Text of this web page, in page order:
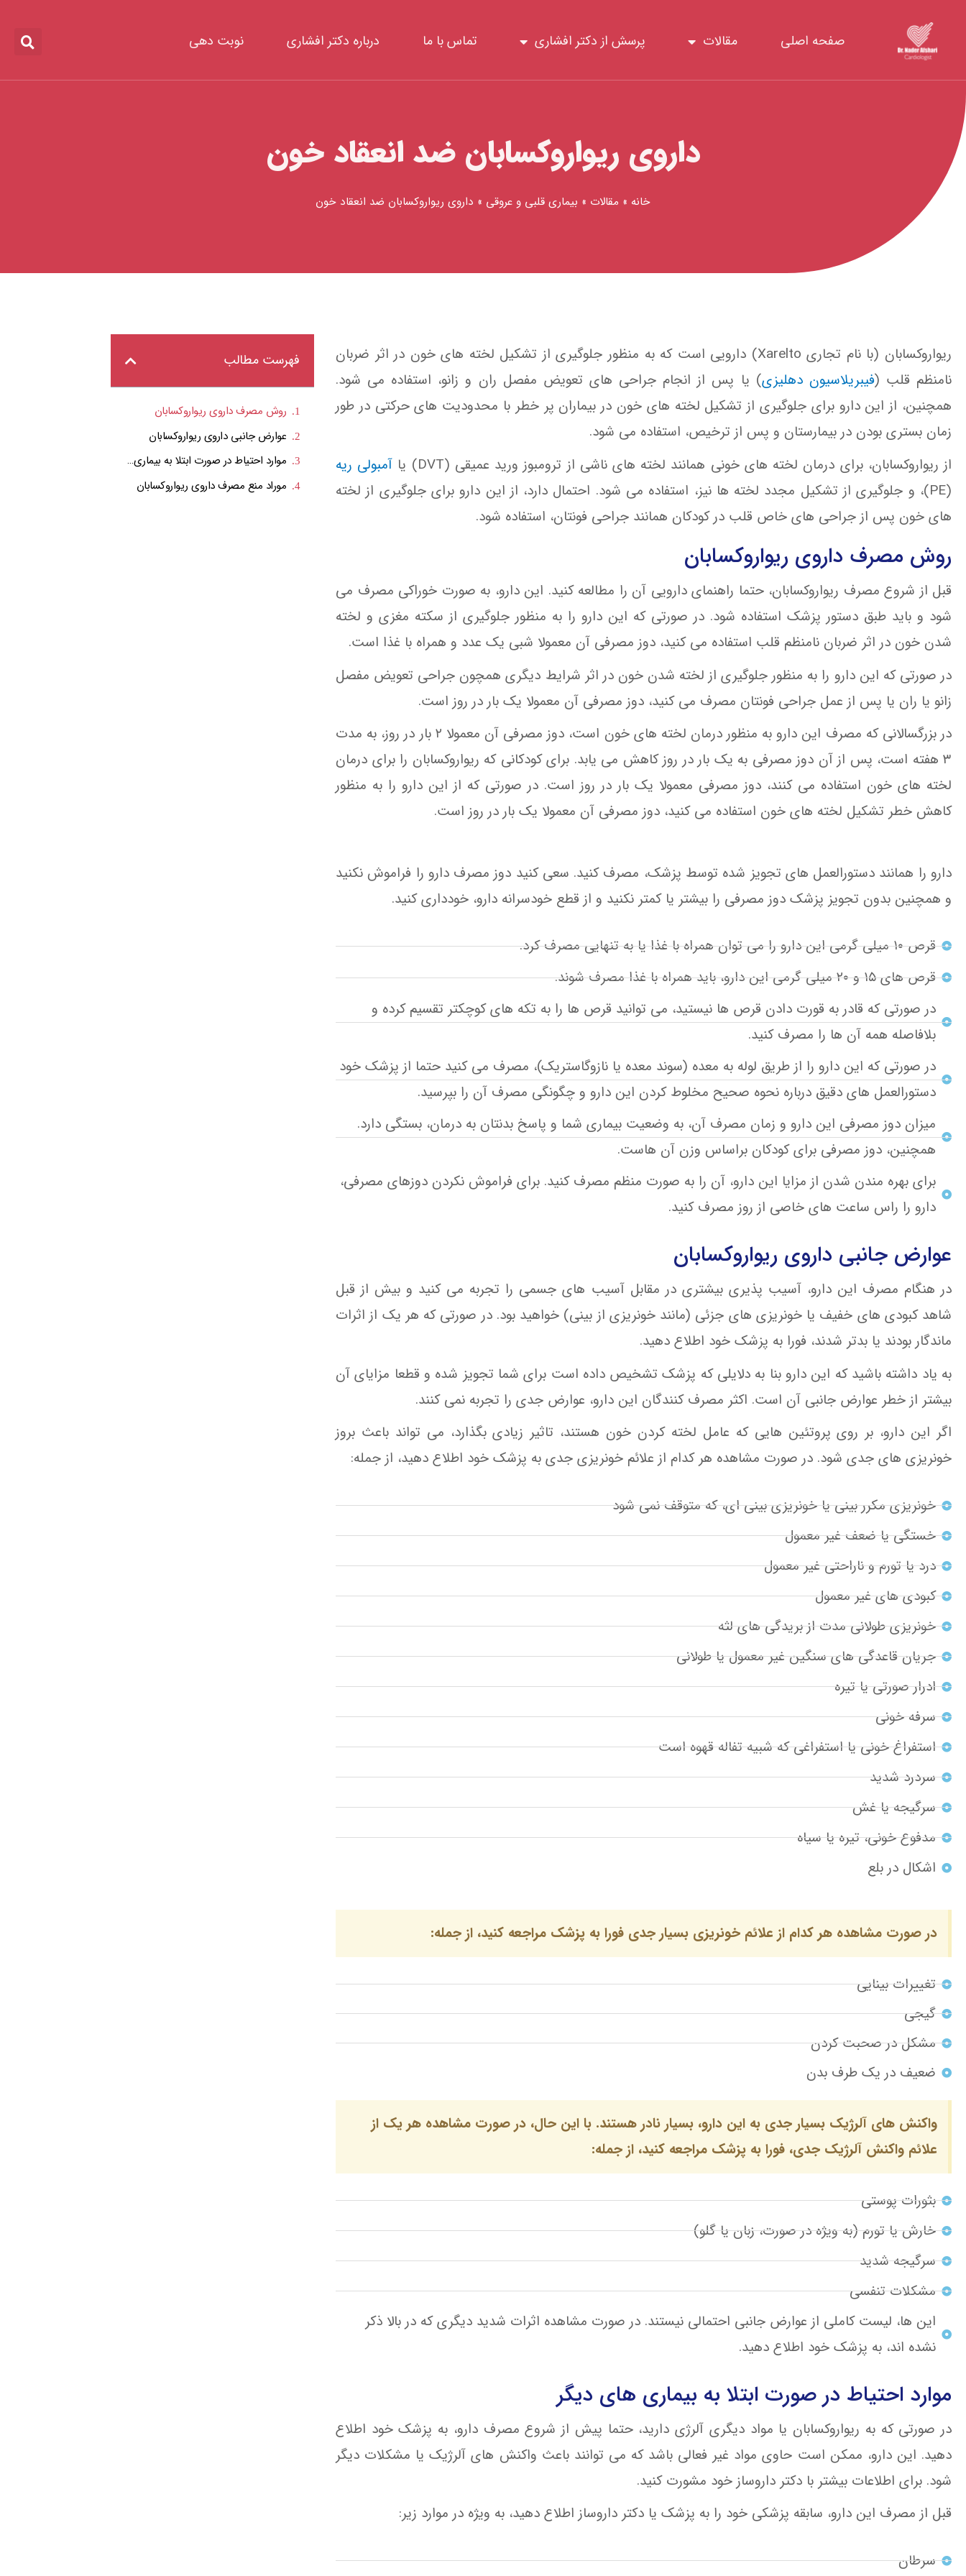
محتوا
صفحه اصلی مقالات پرسش از دکتر افشاری تماس با ما درباره دکتر افشاری نوبت دهی
داروی ریواروکسابان ضد انعقاد خون
خانه » مقالات » بیماری قلبی و عروقی » داروی ریواروکسابان ضد انعقاد خون
ریواروکسابان (با نام تجاری Xarelto) دارویی است که به منظور جلوگیری از تشکیل لخته های خون در اثر ضربان
نامنظم قلب (فیبریلاسیون دهلیزی) یا پس از انجام جراحی های تعویض مفصل ران و زانو، استفاده می شود.
همچنین، از این دارو برای جلوگیری از تشکیل لخته های خون در بیماران پر خطر با محدودیت های حرکتی در طور
زمان بستری بودن در بیمارستان و پس از ترخیص، استفاده می شود.
از ریواروکسابان، برای درمان لخته های خونی همانند لخته های ناشی از ترومبوز ورید عمیقی (DVT) یا
آمبولی ریه
(PE)، و جلوگیری از تشکیل مجدد لخته ها نیز، استفاده می شود. احتمال دارد، از این دارو برای جلوگیری از لخته
های خون پس از جراحی های خاص قلب در کودکان همانند جراحی فونتان، استفاده شود.
روش مصرف داروی ریواروکسابان
قبل از شروع مصرف ریواروکسابان، حتما راهنمای دارویی آن را مطالعه کنید. این دارو، به صورت خوراکی مصرف می
شود و باید طبق دستور پزشک استفاده شود. در صورتی که این دارو را به منظور جلوگیری از سکته مغزی و لخته
شدن خون در اثر ضربان نامنظم قلب استفاده می کنید، دوز مصرفی آن معمولا شبی یک عدد و همراه با غذا است.
در صورتی که این دارو را به منظور جلوگیری از لخته شدن خون در اثر شرایط دیگری همچون جراحی تعویض مفصل
زانو یا ران یا پس از عمل جراحی فونتان مصرف می کنید، دوز مصرفی آن معمولا یک بار در روز است.
در بزرگسالانی که مصرف این دارو به منظور درمان لخته های خون است، دوز مصرفی آن معمولا ۲ بار در روز، به مدت
۳ هفته است، پس از آن دوز مصرفی به یک بار در روز کاهش می یابد. برای کودکانی که ریواروکسابان را برای درمان
لخته های خون استفاده می کنند، دوز مصرفی معمولا یک بار در روز است. در صورتی که از این دارو را به منظور
کاهش خطر تشکیل لخته های خون استفاده می کنید، دوز مصرفی آن معمولا یک بار در روز است.
دارو را همانند دستورالعمل های تجویز شده توسط پزشک، مصرف کنید. سعی کنید دوز مصرف دارو را فراموش نکنید
و همچنین بدون تجویز پزشک دوز مصرفی را بیشتر یا کمتر نکنید و از قطع خودسرانه دارو، خودداری کنید.
قرص ۱۰ میلی گرمی این دارو را می توان همراه با غذا یا به تنهایی مصرف کرد.
قرص های ۱۵ و ۲۰ میلی گرمی این دارو، باید همراه با غذا مصرف شوند.
در صورتی که قادر به قورت دادن قرص ها نیستید، می توانید قرص ها را به تکه های کوچکتر تقسیم کرده و
بلافاصله همه آن ها را مصرف کنید.
در صورتی که این دارو را از طریق لوله به معده (سوند معده یا نازوگاستریک)، مصرف می کنید حتما از پزشک خود
دستورالعمل های دقیق درباره نحوه صحیح مخلوط کردن این دارو و چگونگی مصرف آن را بپرسید.
میزان دوز مصرفی این دارو و زمان مصرف آن، به وضعیت بیماری شما و پاسخ بدنتان به درمان، بستگی دارد.
همچنین، دوز مصرفی برای کودکان براساس وزن آن هاست.
برای بهره مندن شدن از مزایا این دارو، آن را به صورت منظم مصرف کنید. برای فراموش نکردن دوزهای مصرفی،
دارو را راس ساعت های خاصی از روز مصرف کنید.
عوارض جانبی داروی ریواروکسابان
در هنگام مصرف این دارو، آسیب پذیری بیشتری در مقابل آسیب های جسمی را تجربه می کنید و بیش از قبل
شاهد کبودی های خفیف یا خونریزی های جزئی (مانند خونریزی از بینی) خواهید بود. در صورتی که هر یک از اثرات
ماندگار بودند یا بدتر شدند، فورا به پزشک خود اطلاع دهید.
به یاد داشته باشید که این دارو بنا به دلایلی که پزشک تشخیص داده است برای شما تجویز شده و قطعا مزایای آن
بیشتر از خطر عوارض جانبی آن است. اکثر مصرف کنندگان این دارو، عوارض جدی را تجربه نمی کنند.
اگر این دارو، بر روی پروتئین هایی که عامل لخته کردن خون هستند، تاثیر زیادی بگذارد، می تواند باعث بروز
خونریزی های جدی شود. در صورت مشاهده هر کدام از علائم خونریزی جدی به پزشک خود اطلاع دهید، از جمله:
خونریزی مکرر بینی یا خونریزی بینی ای، که متوقف نمی شود
خستگی یا ضعف غیر معمول
درد یا تورم و ناراحتی غیر معمول
کبودی های غیر معمول
خونریزی طولانی مدت از بریدگی های لثه
جریان قاعدگی های سنگین غیر معمول یا طولانی
ادرار صورتی یا تیره
سرفه خونی
استفراغ خونی یا استفراغی که شبیه تفاله قهوه است
سردرد شدید
سرگیجه یا غش
مدفوع خونی، تیره یا سیاه
اشکال در بلع
در صورت مشاهده هر کدام از علائم خونریزی بسیار جدی فورا به پزشک مراجعه کنید، از جمله:
تغییرات بینایی
گیجی
مشکل در صحبت کردن
ضعیف در یک طرف بدن
واکنش های آلرژیک بسیار جدی به این دارو، بسیار نادر هستند. با این حال، در صورت مشاهده هر یک از
علائم واکنش آلرژیک جدی، فورا به پزشک مراجعه کنید، از جمله:
بثورات پوستی
خارش یا تورم (به ویژه در صورت، زبان یا گلو)
سرگیجه شدید
مشکلات تنفسی
این ها، لیست کاملی از عوارض جانبی احتمالی نیستند. در صورت مشاهده اثرات شدید دیگری که در بالا ذکر
نشده اند، به پزشک خود اطلاع دهید.
موارد احتیاط در صورت ابتلا به بیماری های دیگر
در صورتی که به ریواروکسابان یا مواد دیگری آلرژی دارید، حتما پیش از شروع مصرف دارو، به پزشک خود اطلاع
دهید. این دارو، ممکن است حاوی مواد غیر فعالی باشد که می توانند باعث واکنش های آلرژیک یا مشکلات دیگر
شود. برای اطلاعات بیشتر با دکتر داروساز خود مشورت کنید.
قبل از مصرف این دارو، سابقه پزشکی خود را به پزشک یا دکتر داروساز اطلاع دهید، به ویژه در موارد زیر:
سرطان
فهرست مطالب
روش مصرف داروی ریواروکسابان
عوارض جانبی داروی ریواروکسابان
موارد احتیاط در صورت ابتلا به بیماری های دیگر
موراد منع مصرف داروی ریواروکسابان